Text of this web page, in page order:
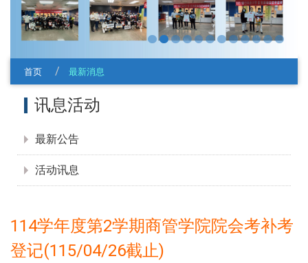
首页 最新消息
讯息活动
最新公告
活动讯息
114学年度第2学期商管学院院会考补考
登记(115/04/26截止)